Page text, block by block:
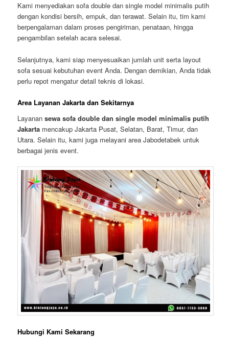
Kami menyediakan sofa double dan single model minimalis putih
dengan kondisi bersih, empuk, dan terawat. Selain itu, tim kami
berpengalaman dalam proses pengiriman, penataan, hingga
pengambilan setelah acara selesai.
Selanjutnya, kami siap menyesuaikan jumlah unit serta layout
sofa sesuai kebutuhan event Anda. Dengan demikian, Anda tidak
perlu repot mengatur detail teknis di lokasi.
Area Layanan Jakarta dan Sekitarnya
Layanansewa sofa double dan single model minimalis putih
Jakarta mencakup Jakarta Pusat, Selatan, Barat, Timur, dan
Utara. Selain itu, kami juga melayani area Jabodetabek untuk
berbagai jenis event.
Hubungi Kami Sekarang